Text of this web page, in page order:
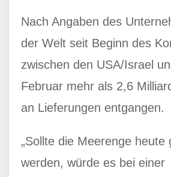
Nach Angaben des
der Welt seit Beginn des
zwischen den USA/Israel
Februar mehr als 2,6
an Lieferungen entgangen.
„Sollte die Meerenge heute
werden, würde es bei einer